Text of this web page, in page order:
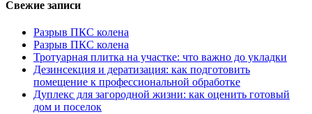
Свежие записи
Разрыв ПКС колена
Разрыв ПКС колена
Тротуарная плитка на участке: что важно до укладки
Дезинсекция и дератизация: как подготовить
помещение к профессиональной обработке
Дуплекс для загородной жизни: как оценить готовый
дом и поселок